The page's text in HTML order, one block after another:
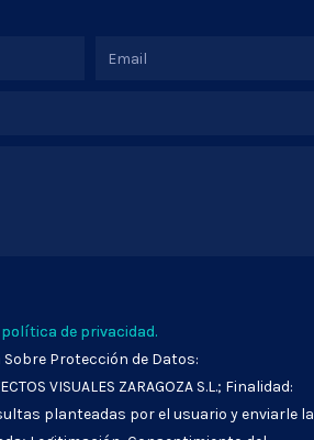
política de privacidad.
Protección de Datos:
VISUALES ZARAGOZA S.L.; Finalidad:
planteadas por el usuario y enviarle la